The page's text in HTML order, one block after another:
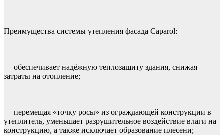
Преимущества системы утепления фасада Caparol:
— обеспечивает надёжную теплозащиту здания, снижая
затраты на отопление;
— перемещая «точку росы» из ограждающей конструкции в
утеплитель, уменьшает разрушительное воздействие влаги на
конструкцию, а также исключает образование плесени;